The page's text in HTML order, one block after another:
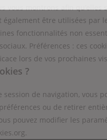
montrons afin
être utilisées
fonctionnalités non
Préférences : ces
lors de vos prochaines
?
de navigation, vous
ou de retirer
pouvez modifier les